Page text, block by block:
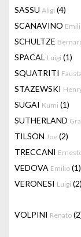
SASSU Aligi (4)
SCANAVINO
SCHULTZE
SPACAL Luigi (1)
SQUATRITI Fausta
STAZEWSKI
SUGAI Kumi (1)
SUTHERLAND
TILSON Joe (2)
TRECCANI
VEDOVA Emilio (1)
VERONESI Luigi (2)
VOLPINI Renato